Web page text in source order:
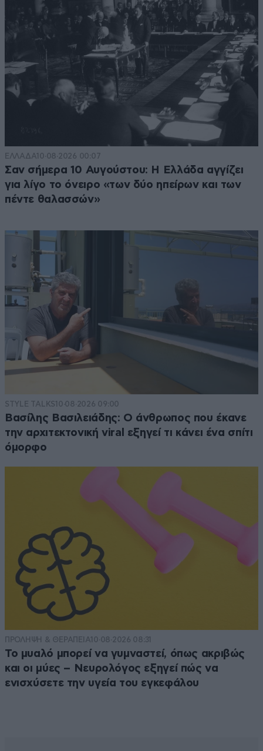
ΕΛΛΑΔΑ10·08·2026 00:07
Σαν σήμερα 10 Αυγούστου: Η Ελλάδα αγγίζει
για λίγο το όνειρο «των δύο ηπείρων και των
πέντε θαλασσών»
STYLE TALKS10·08·2026 09:00
Βασίλης Βασιλειάδης: Ο άνθρωπος που έκανε
την αρχιτεκτονική viral εξηγεί τι κάνει ένα σπίτι
όμορφο
ΠΡΟΛΗΨΗ & ΘΕΡΑΠΕΙΑ10·08·2026 08:31
Το μυαλό μπορεί να γυμναστεί, όπως ακριβώς
και οι μύες – Νευρολόγος εξηγεί πώς να
ενισχύσετε την υγεία του εγκεφάλου